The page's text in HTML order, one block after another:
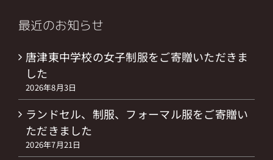
最近のお知らせ
唐津東中学校の女子制服をご寄贈いただきま
した
2026年8月3日
ランドセル、制服、フォーマル服をご寄贈い
ただきました
2026年7月21日